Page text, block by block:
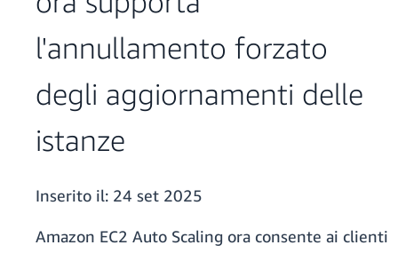
l'annullamento forzato
degli aggiornamenti delle
istanze
Inserito il: 24 set 2025
Amazon EC2 Auto Scaling ora consente ai clienti